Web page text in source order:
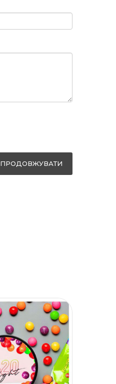
ПРОДОВЖУВАТИ